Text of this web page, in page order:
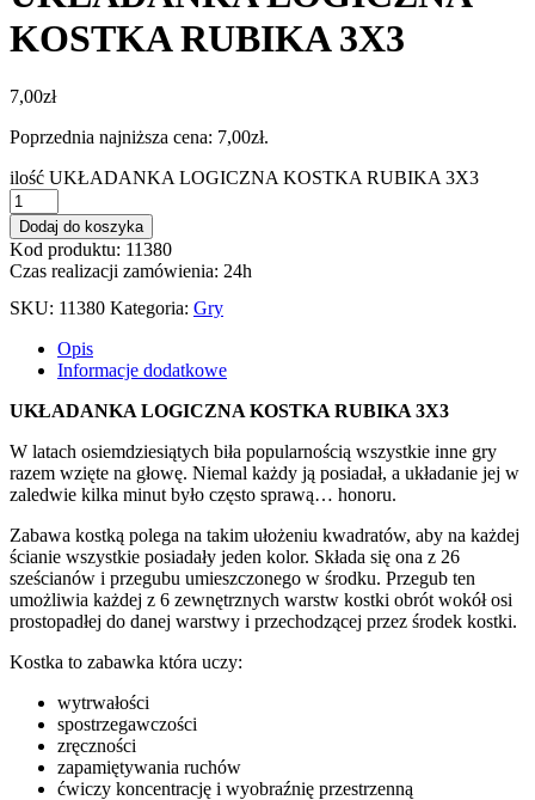
KOSTKA RUBIKA 3X3
7,00zł
Poprzednia najniższa cena: 7,00zł.
ilość UKŁADANKA LOGICZNA KOSTKA RUBIKA 3X3
Dodaj do koszyka
Kod produktu: 11380
Czas realizacji zamówienia: 24h
SKU: 11380 Kategoria: Gry
Opis
Informacje dodatkowe
UKŁADANKA LOGICZNA KOSTKA RUBIKA 3X3
W latach osiemdziesiątych biła popularnością wszystkie inne gry
razem wzięte na głowę. Niemal każdy ją posiadał, a układanie jej w
zaledwie kilka minut było często sprawą… honoru.
Zabawa kostką polega na takim ułożeniu kwadratów, aby na każdej
ścianie wszystkie posiadały jeden kolor. Składa się ona z 26
sześcianów i przegubu umieszczonego w środku. Przegub ten
umożliwia każdej z 6 zewnętrznych warstw kostki obrót wokół osi
prostopadłej do danej warstwy i przechodzącej przez środek kostki.
Kostka to zabawka która uczy:
wytrwałości
spostrzegawczości
zręczności
zapamiętywania ruchów
ćwiczy koncentrację i wyobraźnię przestrzenną